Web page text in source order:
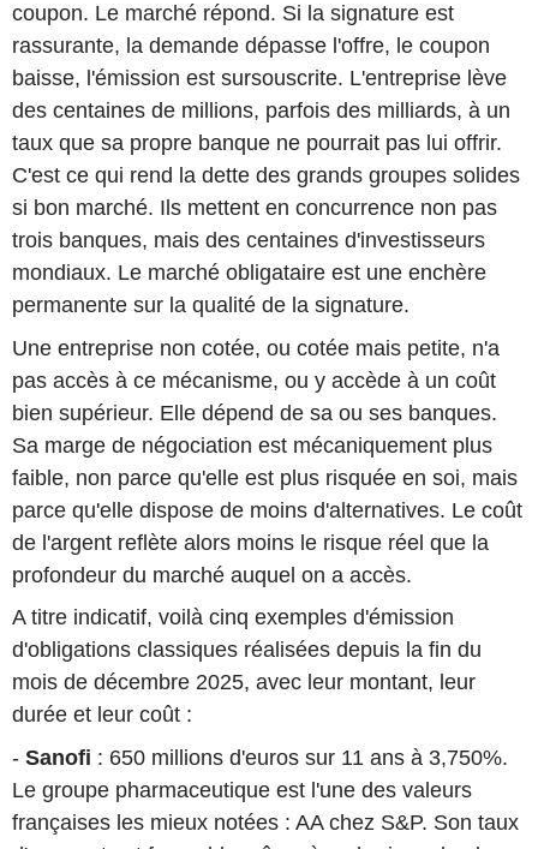
coupon. Le marché répond. Si la signature est
rassurante, la demande dépasse l'offre, le coupon
baisse, l'émission est sursouscrite. L'entreprise lève
des centaines de millions, parfois des milliards, à un
taux que sa propre banque ne pourrait pas lui offrir.
C'est ce qui rend la dette des grands groupes solides
si bon marché. Ils mettent en concurrence non pas
trois banques, mais des centaines d'investisseurs
mondiaux. Le marché obligataire est une enchère
permanente sur la qualité de la signature.
Une entreprise non cotée, ou cotée mais petite, n'a
pas accès à ce mécanisme, ou y accède à un coût
bien supérieur. Elle dépend de sa ou ses banques.
Sa marge de négociation est mécaniquement plus
faible, non parce qu'elle est plus risquée en soi, mais
parce qu'elle dispose de moins d'alternatives. Le coût
de l'argent reflète alors moins le risque réel que la
profondeur du marché auquel on a accès.
A titre indicatif, voilà cinq exemples d'émission
d'obligations classiques réalisées depuis la fin du
mois de décembre 2025, avec leur montant, leur
durée et leur coût :
- Sanofi : 650 millions d'euros sur 11 ans à 3,750%.
Le groupe pharmaceutique est l'une des valeurs
françaises les mieux notées : AA chez S&P. Son taux